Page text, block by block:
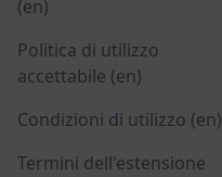
(en)
Politica di utilizzo
accettabile (en)
Condizioni di utilizzo (en)
Termini dell'estensione